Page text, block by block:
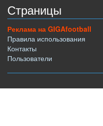
Страницы
Реклама на GIGAfootball
Правила использования
Контакты
Пользователи